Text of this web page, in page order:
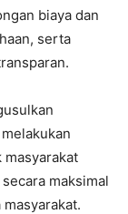
biaya dan
serta
maksimal